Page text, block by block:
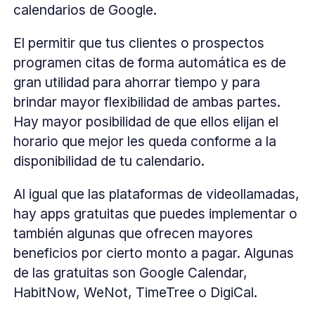
calendarios de Google.
El permitir que tus clientes o prospectos
programen citas de forma automática es de
gran utilidad para ahorrar tiempo y para
brindar mayor flexibilidad de ambas partes.
Hay mayor posibilidad de que ellos elijan el
horario que mejor les queda conforme a la
disponibilidad de tu calendario.
Al igual que las plataformas de videollamadas,
hay apps gratuitas que puedes implementar o
también algunas que ofrecen mayores
beneficios por cierto monto a pagar. Algunas
de las gratuitas son Google Calendar,
HabitNow, WeNot, TimeTree o DigiCal.